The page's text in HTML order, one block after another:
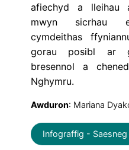
afiechyd a lleihau
mwyn sicrhau
cymdeithas
gorau posibl ar
bresennol a
Nghymru.
Awduron: Mariana
Infograffig - Saesneg